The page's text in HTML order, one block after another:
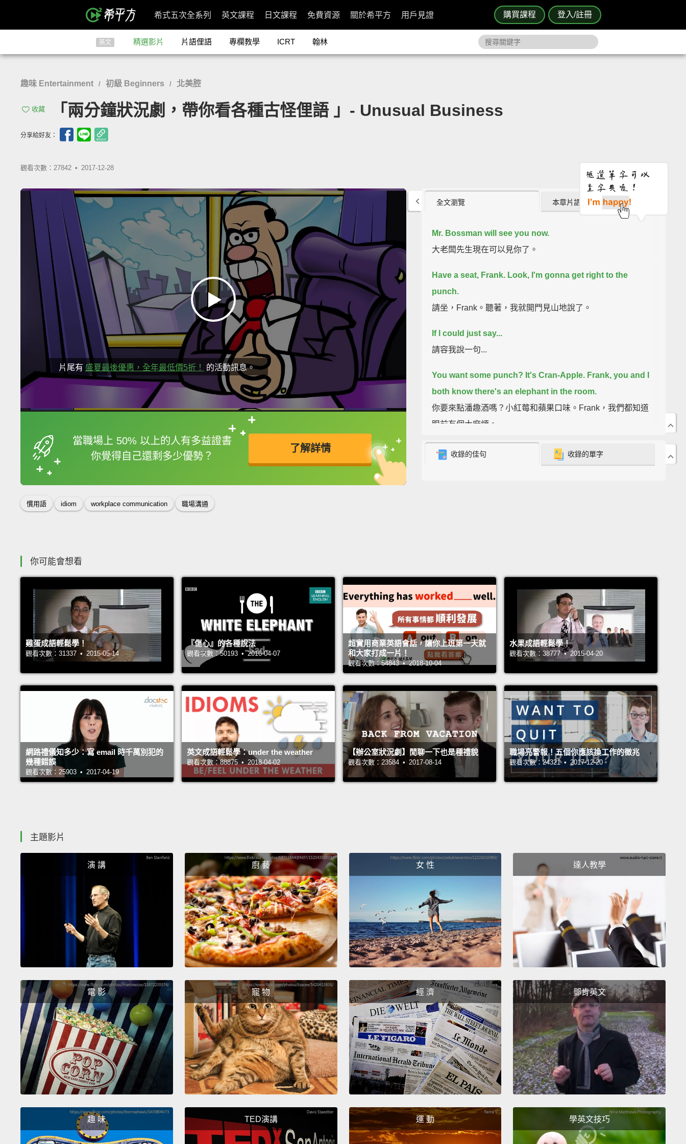
購買課程 登入/註冊
希式五次全系列 英文課程 日文課程 免費資源 關於希平方 用戶見證
英文 精選影片 片語俚語 專欄教學 ICRT 翰林
趣味 Entertainment / 初級 Beginners / 北美腔
收藏 「兩分鐘狀況劇，帶你看各種古怪俚語 」- Unusual Business
分享給好友：
觀看次數：27842 • 2017-12-28
片尾有 盛夏最後優惠，全年最低價5折！ 的活動訊息。
當職場上 50% 以上的人有多益證書
你覺得自己還剩多少優勢？
了解詳情
框選或點兩下字幕可以直接查字典喔！
英
慣用語 idiom workplace communication 職場溝通
全文瀏覽 本章片語 (11)
Mr. Bossman will see you now.
大老闆先生現在可以見你了。
Have a seat, Frank. Look, I'm gonna get right to the
punch.
請坐，Frank。聽著，我就開門見山地說了。
If I could just say...
請容我說一句...
You want some punch? It's Cran-Apple. Frank, you and I
both know there's an elephant in the room.
你要來點潘趣酒嗎？小紅莓和蘋果口味。Frank，我們都知道
眼前有個大麻煩。
Oh...is this private?
噢...這不對外公開啊？真對不起。
Oh, yes, yes.
喔，對啦。
What?!
什麼？!
Now, don't get the wrong impression, Frank. But money
talks.
別誤會，Frank。但有錢就能大聲說話。
It's just no one ever talks to me.
不過從來沒人跟我說過話。
Is this about last quarter? You don't still have a chip on
your shoulder, do you?
是因為上一季嗎？你不會還耿耿於懷吧？
No, no, no. Mmm...sour cream and onion. Frank, I feel like
I'm beating a dead horse here.
不不，才不呢。嗯...酸奶洋蔥口味。Frank，我覺得我好像在白
費力氣。
Checkmate.
將軍。
Personally, I think you're great. You've got a good head
on your shoulders.
So as much as it pains me to say this,
it's curtains for you, Frank.
痛心，但你完了，Frank。
What's this?
收錄的佳句 收錄的單字
你可能會想看
雞蛋成語輕鬆學！
觀看次數：31337 • 2015-05-14
『傷心』的各種說法
觀看次數：50193 • 2016-04-07
超實用商業英語會話，讓你上班第一天就
和大家打成一片！
觀看次數：54843 • 2018-10-04
水果成語輕鬆學！
觀看次數：38777 • 2015-04-20
網路禮儀知多少：寫 email 時千萬別犯的
幾種錯誤
觀看次數：25903 • 2017-04-19
英文成語輕鬆學：under the weather
觀看次數：88875 • 2018-04-02
【辦公室狀況劇】閒聊一下也是種禮貌
觀看次數：23584 • 2017-08-14
職場亮警報！五個你應該換工作的徵兆
觀看次數：24321 • 2017-12-20
主題影片
演 講 廚 藝 女 性 達人教學
電 影 寵 物 經 濟 鄧肯英文
趣 味 TED演講 運 動 學英文技巧